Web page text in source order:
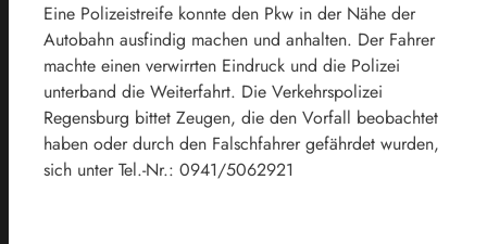
Eine Polizeistreife konnte den Pkw in der Nähe der
Autobahn ausfindig machen und anhalten. Der Fahrer
machte einen verwirrten Eindruck und die Polizei
unterband die Weiterfahrt. Die Verkehrspolizei
Regensburg bittet Zeugen, die den Vorfall beobachtet
haben oder durch den Falschfahrer gefährdet wurden,
sich unter Tel.-Nr.: 0941/5062921